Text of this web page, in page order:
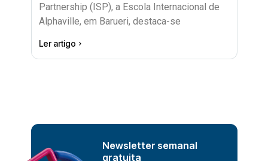
Partnership (ISP), a Escola Internacional de
Alphaville, em Barueri, destaca-se
Ler artigo
Newsletter semanal
gratuita